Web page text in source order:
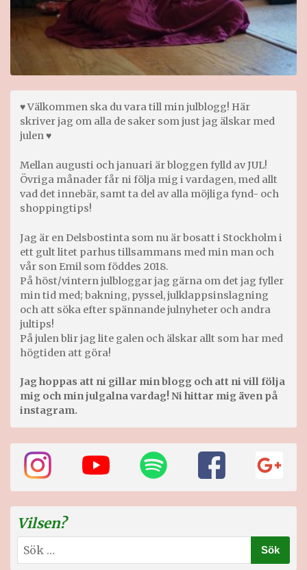
♥ Välkommen ska du vara till min julblogg! Här
skriver jag om alla de saker som just jag älskar med
julen ♥
Mellan augusti och januari är bloggen fylld av JUL!
Övriga månader får ni följa mig i vardagen, med allt
vad det innebär, samt ta del av alla möjliga fynd- och
shoppingtips!
Jag är en Delsbostinta som nu är bosatt i Stockholm i
ett gult litet parhus tillsammans med min man och
vår son Emil som föddes 2018.
På höst/vintern julbloggar jag gärna om det jag fyller
min tid med; bakning, pyssel, julklappsinslagning
och att söka efter spännande julnyheter och andra
jultips!
På julen blir jag lite galen och älskar allt som har med
högtiden att göra!
Jag hoppas att ni gillar min blogg och att ni vill följa
mig och min julgalna vardag! Ni hittar mig även på
instagram.
Vilsen?
Sök
efter: